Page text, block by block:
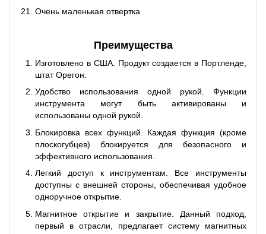
Очень маленькая отвертка
Преимущества
Изготовлено в США. Продукт создается в Портленде,
штат Орегон.
Удобство использования одной рукой. Функции
инструмента могут быть активированы и
использованы одной рукой.
Блокировка всех функций. Каждая функция (кроме
плоскогубцев) блокируется для безопасного и
эффективного использования.
Легкий доступ к инструментам. Все инструменты
доступны с внешней стороны, обеспечивая удобное
одноручное открытие.
Магнитное открытие и закрытие. Данный подход,
первый в отрасли, предлагает систему магнитных